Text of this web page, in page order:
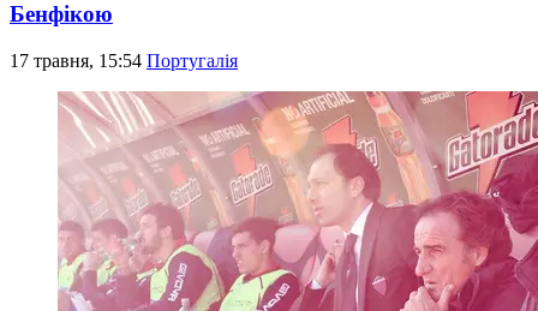
Бенфікою
17 травня, 15:54 Португалія